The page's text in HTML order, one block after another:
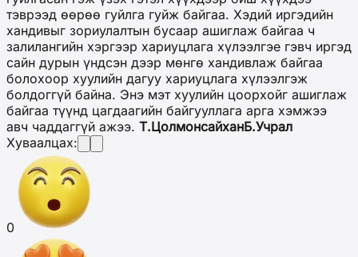
тэврээд өөрөө гуйлга гуйж байгаа. Хэдий иргэдийн
хандивыг зориулалтын бусаар ашиглаж байгаа ч
залилангийн хэргээр хариуцлага хүлээлгэе гэвч иргэд
сайн дурын үндсэн дээр мөнгө хандивлаж байгаа
болохоор хуулийн дагуу хариуцлага хүлээлгэж
болдоггүй байна. Энэ мэт хуулийн цоорхойг ашиглаж
байгаа түүнд цагдаагийн байгууллага арга хэмжээ
авч чаддаггүй ажээ. Т.ЦолмонсайханБ.Учрал
Хуваалцах:
0